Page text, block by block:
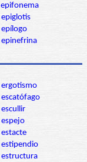
epifonema
epiglotis
epílogo
epinefrina
ergotismo
escatófago
escullir
espejo
estacte
estipendio
estructura